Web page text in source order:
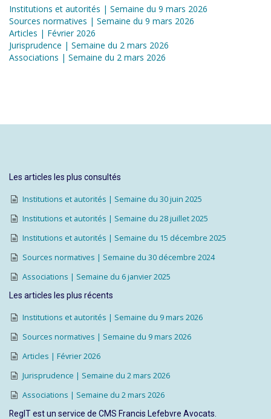
Institutions et autorités | Semaine du 9 mars 2026
Sources normatives | Semaine du 9 mars 2026
Articles | Février 2026
Jurisprudence | Semaine du 2 mars 2026
Associations | Semaine du 2 mars 2026
Les articles les plus consultés
Institutions et autorités | Semaine du 30 juin 2025
Institutions et autorités | Semaine du 28 juillet 2025
Institutions et autorités | Semaine du 15 décembre 2025
Sources normatives | Semaine du 30 décembre 2024
Associations | Semaine du 6 janvier 2025
Les articles les plus récents
Institutions et autorités | Semaine du 9 mars 2026
Sources normatives | Semaine du 9 mars 2026
Articles | Février 2026
Jurisprudence | Semaine du 2 mars 2026
Associations | Semaine du 2 mars 2026
RegIT est un service de CMS Francis Lefebvre Avocats.